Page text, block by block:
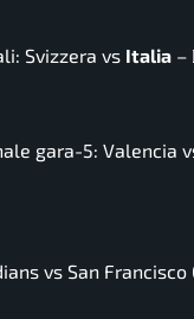
Svizzera vs Italia –
gara-5: Valencia
vs San